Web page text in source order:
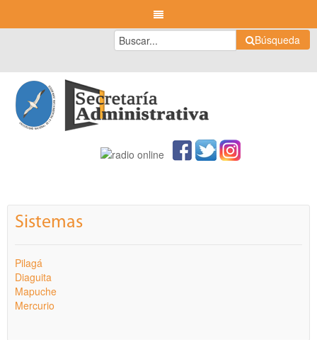
Búsqueda
Sistemas
Pilagá
Diaguita
Mapuche
Mercurio